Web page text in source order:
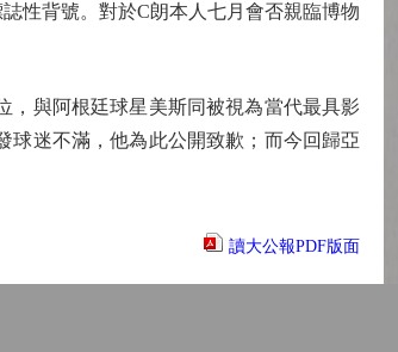
性背號。對於C朗本人七月會否親臨博物
與阿根廷球星美斯同被視為當代最具影
球迷不滿，他為此公開致歉；而今回歸亞
讀大公報PDF版面